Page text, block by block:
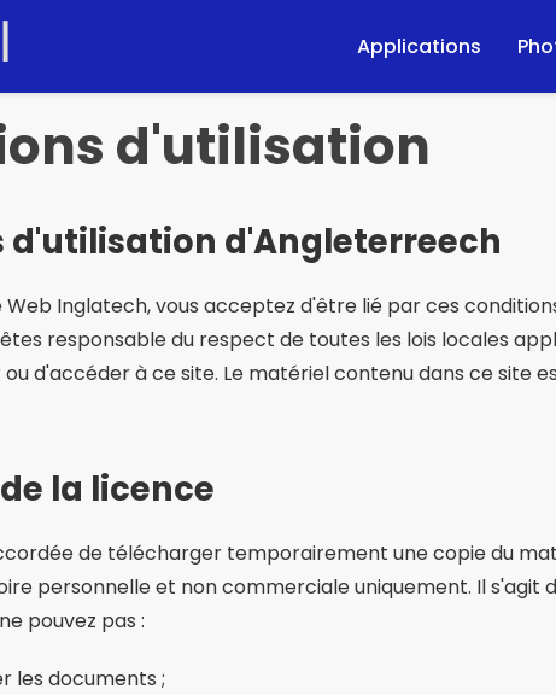
Applications
d'utilisation
d'utilisation d'Angleterreech
Web Inglatech, vous acceptez d'être lié par ces
responsable du respect de toutes les lois locales
d'accéder à ce site. Le matériel contenu dans ce site
la licence
de télécharger temporairement une copie du
personnelle et non commerciale uniquement. Il
pouvez pas :
les documents ;